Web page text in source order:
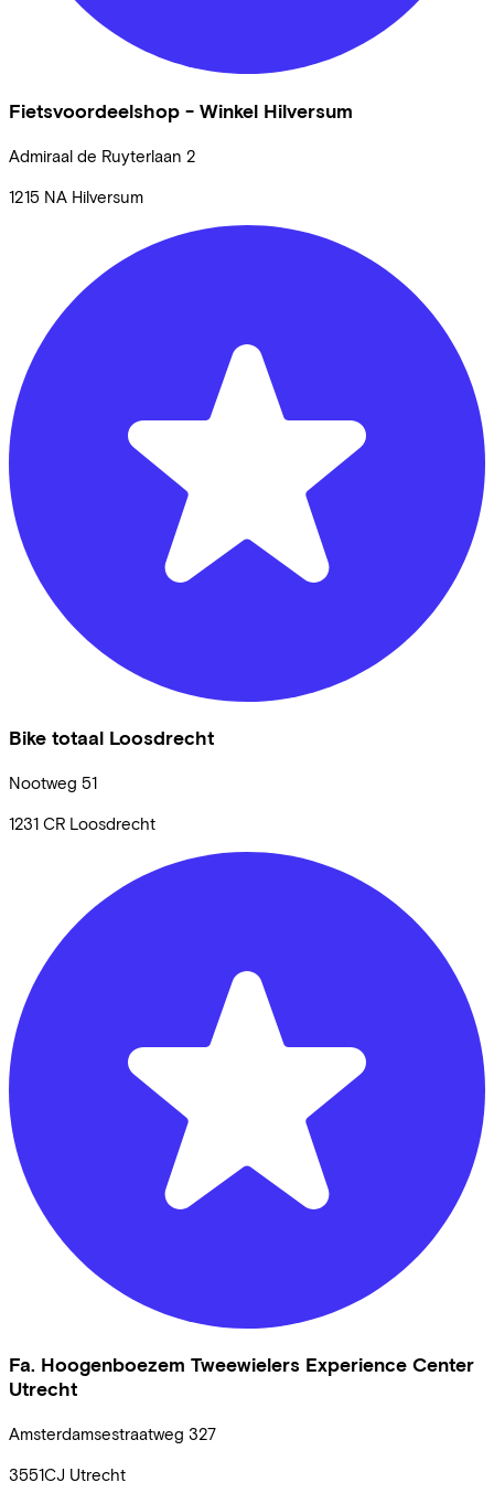
Fietsvoordeelshop - Winkel Hilversum
Admiraal de Ruyterlaan 2
1215 NA Hilversum
Bike totaal Loosdrecht
Nootweg 51
1231 CR Loosdrecht
Fa. Hoogenboezem Tweewielers Experience Center
Utrecht
Amsterdamsestraatweg 327
3551CJ Utrecht